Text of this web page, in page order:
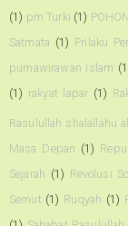
(1) pm Turki (1)
Satmata (1) Prilaku
purnawirawan Islam
(1) rakyat lapar (1)
Rasulullah shalallahu
Masa Depan (1)
Sejarah (1) Revolusi
Semut (1) Ruqyah (1)